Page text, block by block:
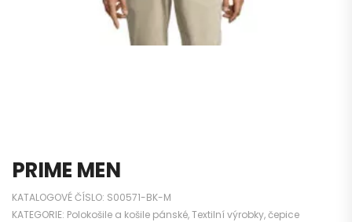
PRIME MEN
KATALOGOVÉ ČÍSLO: S00571-BK-M
KATEGORIE: Polokošile a košile pánské,Textilní výrobky, čepice